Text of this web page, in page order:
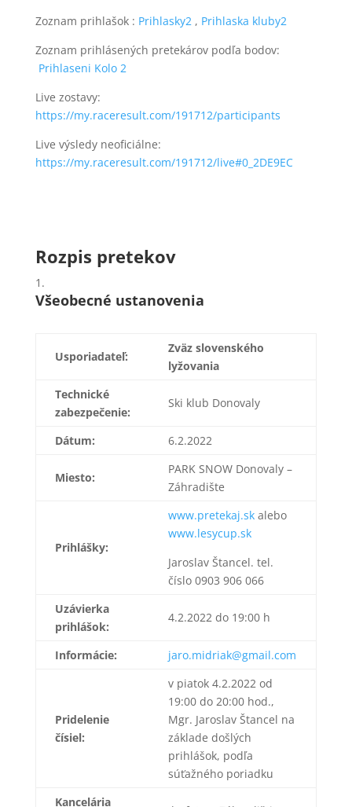
Zoznam prihlašok : Prihlasky2, Prihlaska kluby2
Zoznam prihlásených pretekárov podľa bodov:
Prihlaseni Kolo 2
Live zostavy:
https://my.raceresult.com/191712/participants
Live výsledy neoficiálne:
https://my.raceresult.com/191712/live#0_2DE9EC
Rozpis pretekov
Všeobecné ustanovenia
Usporiadateľ:
Zväz slovenského
lyžovania
Technické
zabezpečenie:
Ski klub Donovaly
Dátum: 6.2.2022
Miesto:
PARK SNOW Donovaly –
Záhradište
Prihlášky:
www.pretekaj.skalebo
www.lesycup.sk
Jaroslav Štancel. tel.
číslo 0903 906 066
Uzávierka
prihlášok:
4.2.2022 do 19:00 h
Informácie: jaro.midriak@gmail.com
Pridelenie
čísiel:
v piatok 4.2.2022 od
19:00 do 20:00 hod.,
Mgr. Jaroslav Štancel na
základe došlých
prihlášok, podľa
súťažného poriadku
Kancelária